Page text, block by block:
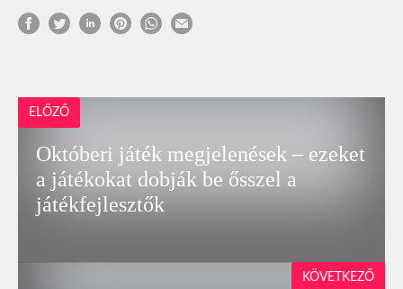
ELŐZŐ
Októberi játék megjelenések – ezeket
a játékokat dobják be ősszel a
játékfejlesztők
KÖVETKEZŐ